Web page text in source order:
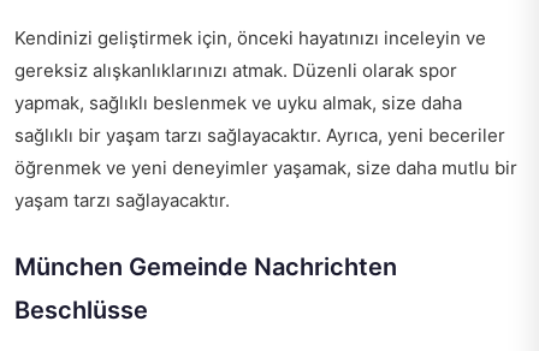
Kendinizi geliştirmek için, önceki hayatınızı inceleyin ve
gereksiz alışkanlıklarınızı atmak. Düzenli olarak spor
yapmak, sağlıklı beslenmek ve uyku almak, size daha
sağlıklı bir yaşam tarzı sağlayacaktır. Ayrıca, yeni beceriler
öğrenmek ve yeni deneyimler yaşamak, size daha mutlu bir
yaşam tarzı sağlayacaktır.
München Gemeinde Nachrichten
Beschlüsse